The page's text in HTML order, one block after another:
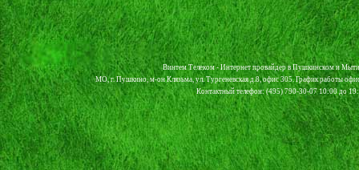
Винтем Телеком - Интернет провайдер в Пушкинском и
МО, г. Пушкино, м-он Клязьма, ул. Тургеневская д.8, офис 305. График работы
Контактный телефон: (495) 790-30-07 10:00 до